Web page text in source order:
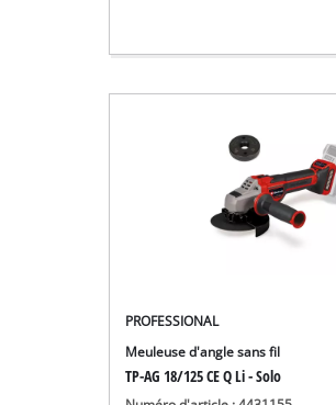
PROFESSIONAL
Meuleuse d'angle sans fil
TP-AG 18/125 CE Q Li - Solo